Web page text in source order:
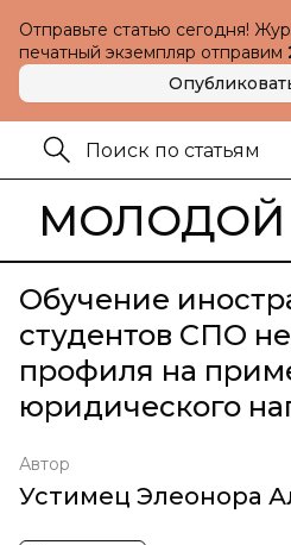
Отправьте статью сегодня!
печатный экземпляр отправим
МОЛОДОЙ
Обучение
студентов СПО
профиля на
юридического
Автор
Устимец Элеонора